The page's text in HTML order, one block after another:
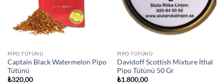
PIPO TÜTÜNÜ
Captain Black Watermelon Pipo
Tütünü
₺320,00
PIPO TÜTÜNÜ
Davidoff Scottish Mixture İthal
Pipo Tütünü 50 Gr
₺1.800,00